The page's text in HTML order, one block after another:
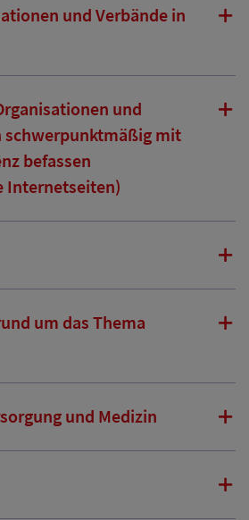
und Verbände in
und
schwerpunktmäßig mit
befassen
Internetseiten)
um das Thema
und Medizin